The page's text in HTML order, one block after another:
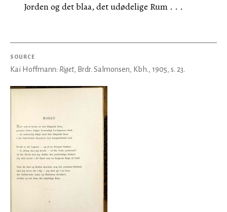
Jorden og det blaa, det udødelige Rum . . .
SOURCE
Kai Hoffmann: Riget, Brdr. Salmonsen, Kbh., 1905, s. 23.